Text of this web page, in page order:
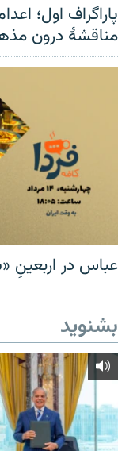
پاراگراف اول؛
مناقشهٔ درون
عباس در اربعینِ
بشنوید